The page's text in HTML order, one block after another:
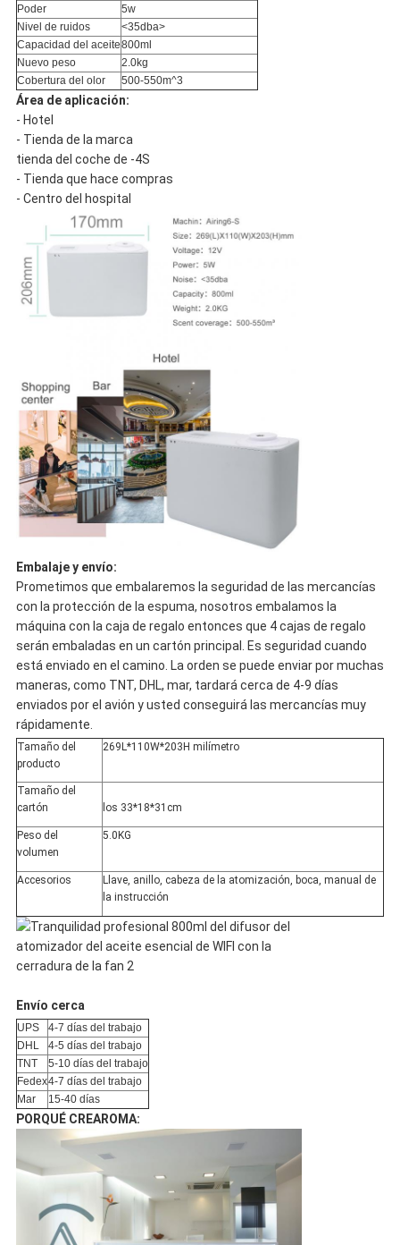
Poder
5w
Nivel de ruidos
<35dba>
Capacidad del aceite800ml
Nuevo peso
2.0kg
Cobertura del olor
500-550m^3
Área de aplicación:
- Hotel
- Tienda de la marca
tienda del coche de -4S
- Tienda que hace compras
- Centro del hospital
Embalaje y envío:
Prometimos que embalaremos la seguridad de las mercancías
con la protección de la espuma, nosotros embalamos la
máquina con la caja de regalo entonces que 4 cajas de regalo
serán embaladas en un cartón principal. Es seguridad cuando
está enviado en el camino. La orden se puede enviar por muchas
maneras, como TNT, DHL, mar, tardará cerca de 4-9 días
enviados por el avión y usted conseguirá las mercancías muy
rápidamente.
Tamaño del
producto
269L*110W*203H milímetro
Tamaño del
cartón
los 33*18*31cm
Peso del
volumen
5.0KG
Accesorios
Llave, anillo, cabeza de la atomización, boca, manual de
la instrucción
Envío cerca
UPS
4-7 días del trabajo
DHL
4-5 días del trabajo
TNT
5-10 días del trabajo
Fedex4-7 días del trabajo
Mar
15-40 días
PORQUÉ CREAROMA: